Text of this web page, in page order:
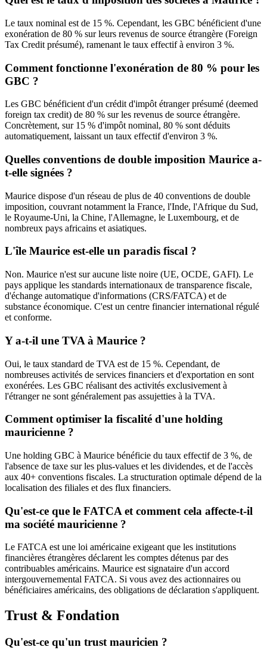
Le taux nominal est de 15 %. Cependant, les GBC bénéficient d'une
exonération de 80 % sur leurs revenus de source étrangère (Foreign
Tax Credit présumé), ramenant le taux effectif à environ 3 %.
Comment fonctionne l'exonération de 80 % pour les
GBC ?
Les GBC bénéficient d'un crédit d'impôt étranger présumé (deemed
foreign tax credit) de 80 % sur les revenus de source étrangère.
Concrètement, sur 15 % d'impôt nominal, 80 % sont déduits
automatiquement, laissant un taux effectif d'environ 3 %.
Quelles conventions de double imposition Maurice a-
t-elle signées ?
Maurice dispose d'un réseau de plus de 40 conventions de double
imposition, couvrant notamment la France, l'Inde, l'Afrique du Sud,
le Royaume-Uni, la Chine, l'Allemagne, le Luxembourg, et de
nombreux pays africains et asiatiques.
L'île Maurice est-elle un paradis fiscal ?
Non. Maurice n'est sur aucune liste noire (UE, OCDE, GAFI). Le
pays applique les standards internationaux de transparence fiscale,
d'échange automatique d'informations (CRS/FATCA) et de
substance économique. C'est un centre financier international régulé
et conforme.
Y a-t-il une TVA à Maurice ?
Oui, le taux standard de TVA est de 15 %. Cependant, de
nombreuses activités de services financiers et d'exportation en sont
exonérées. Les GBC réalisant des activités exclusivement à
l'étranger ne sont généralement pas assujetties à la TVA.
Comment optimiser la fiscalité d'une holding
mauricienne ?
Une holding GBC à Maurice bénéficie du taux effectif de 3 %, de
l'absence de taxe sur les plus-values et les dividendes, et de l'accès
aux 40+ conventions fiscales. La structuration optimale dépend de la
localisation des filiales et des flux financiers.
Qu'est-ce que le FATCA et comment cela affecte-t-il
ma société mauricienne ?
Le FATCA est une loi américaine exigeant que les institutions
financières étrangères déclarent les comptes détenus par des
contribuables américains. Maurice est signataire d'un accord
intergouvernemental FATCA. Si vous avez des actionnaires ou
bénéficiaires américains, des obligations de déclaration s'appliquent.
Trust & Fondation
Qu'est-ce qu'un trust mauricien ?